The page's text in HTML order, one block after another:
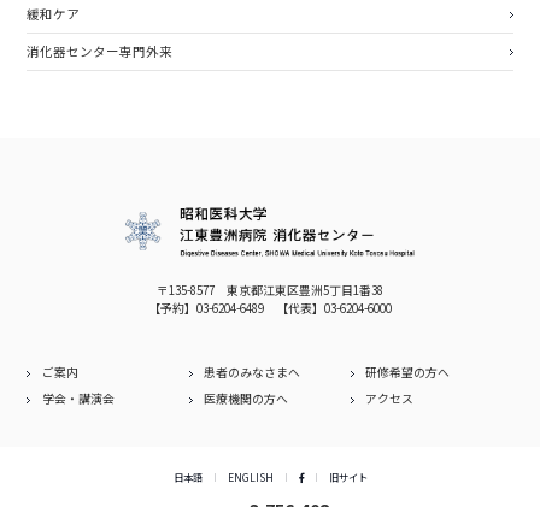
緩和ケア
消化器センター専門外来
〒135-8577 東京都江東区豊洲5丁目1番38
【予約】 03-6204-6489 【代表】 03-6204-6000
ご案内 患者のみなさまへ
研修希望の方へ
学会・講演会
医療機関の方へ アクセス
日本語 ENGLISH 旧サイト